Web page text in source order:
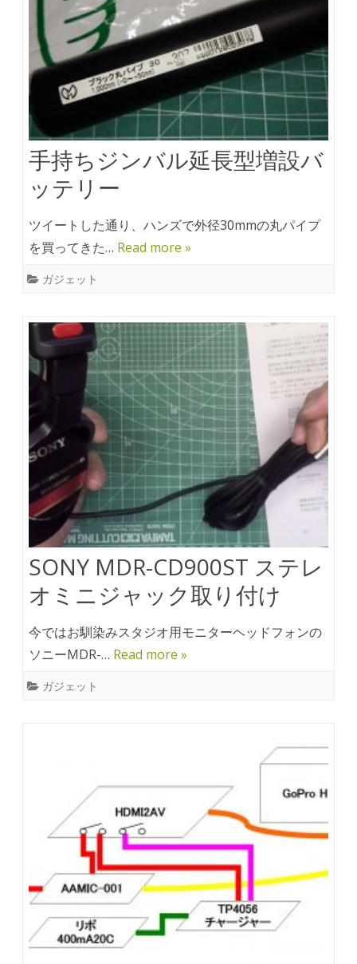
手持ちジンバル延長型増設バ
ッテリー
ツイートした通り、ハンズで外径30mmの丸パイプ
を買ってきた… Read more »
ガジェット
SONY MDR-CD900ST ステレ
オミニジャック取り付け
今ではお馴染みスタジオ用モニターヘッドフォンの
ソニーMDR-… Read more »
ガジェット